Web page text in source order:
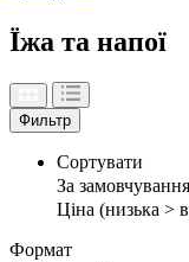
Їжа та напої
Фильтр
Сортувати
За
Ціна (низька >
Формат